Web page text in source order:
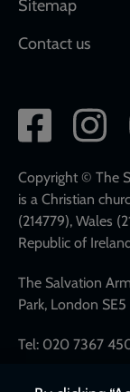
Sitemap
Contact us
Social
network
links
Copyright © The
is a Christian
(214779), Wales
Republic of
The Salvation
Park, London SE5
Tel: 020 7367